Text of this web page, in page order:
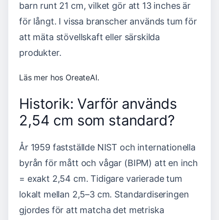
barn runt 21 cm, vilket gör att 13 inches är
för långt. I vissa branscher används tum för
att mäta stövellskaft eller särskilda
produkter.
Läs mer hos OreateAI.
Historik: Varför används
2,54 cm som standard?
År 1959 fastställde NIST och internationella
byrån för mått och vågar (BIPM) att en inch
= exakt 2,54 cm. Tidigare varierade tum
lokalt mellan 2,5–3 cm. Standardiseringen
gjordes för att matcha det metriska